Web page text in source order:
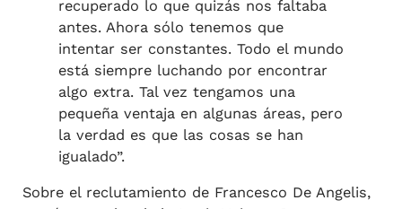
recuperado lo que quizás nos faltaba
antes. Ahora sólo tenemos que
intentar ser constantes. Todo el mundo
está siempre luchando por encontrar
algo extra. Tal vez tengamos una
pequeña ventaja en algunas áreas, pero
la verdad es que las cosas se han
igualado”.
Sobre el reclutamiento de Francesco De Angelis,